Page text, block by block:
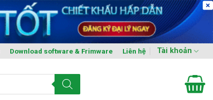
Download software & Frimware Liên hệ Tài khoản